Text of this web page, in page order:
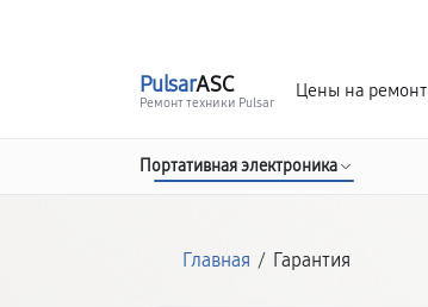
PulsarASC
Ремонт техники Pulsar
Цены на ремонт
Портативная электроника
Главная / Гарантия